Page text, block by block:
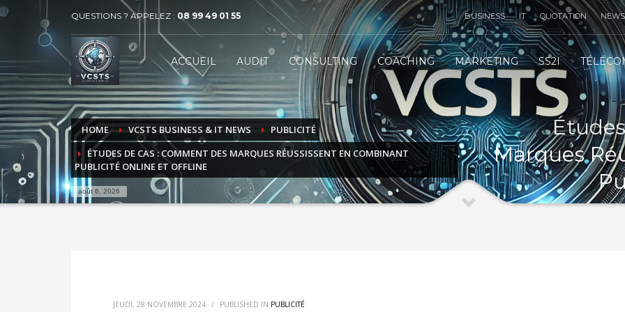
VECTEUR COMMUNICATION SERVICES TÉLÉMARKETING STRATÉGIE
1 BUSINESSMARKET 2 ITINFRASTRUCTURE 3 ITSERVICES
Contactez-nous par téléphone au 08 99 49 01 55 ou par email : contact@vcsts.com |VCSTS F.A.Q| Merci !
QUESTIONS ? APPELEZ : 08 99 49 01 55 BUSINESS IT QUOTATION NEWS
ACCUEIL AUDIT CONSULTING COACHING MARKETING SS2I
HOME VCSTS BUSINESS & IT NEWS
PUBLICITÉ
ÉTUDES DE CAS : COMMENT DES MARQUES RÉUSSISSENT EN COMBINANT
PUBLICITÉ ONLINE ET OFFLINE
août 6, 2026
Marques
JEUDI, 28 NOVEMBRE 2024 / PUBLISHED IN PUBLICITÉ